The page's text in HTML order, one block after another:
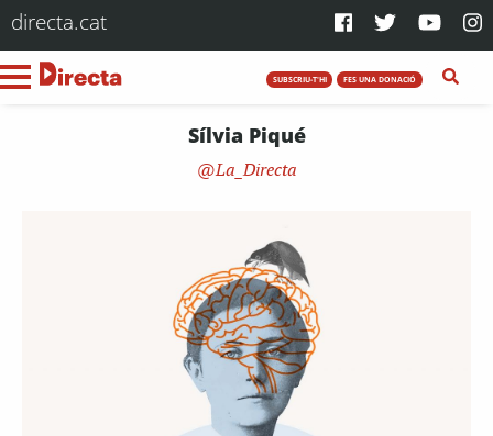
directa.cat
SUBSCRIU-T'HI FES UNA DONACIÓ
Sílvia Piqué
La_Directa